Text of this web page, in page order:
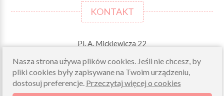
KONTAKT
Pl. A. Mickiewicza 22
Odbiory osobiste (zamówienia opłacone on-line)
pn-pt 10.00-16.00
sklep@morelkowe.pl
Nasza strona używa plików cookies. Jeśli nie chcesz, by
pliki cookies były zapisywane na Twoim urządzeniu,
dostosuj preferencje. Przeczytaj więcej o cookies